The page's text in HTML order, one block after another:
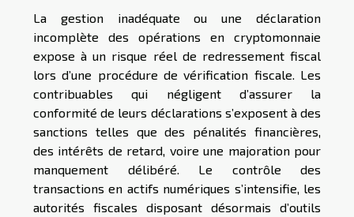
La gestion inadéquate ou une déclaration
incomplète des opérations en cryptomonnaie
expose à un risque réel de redressement fiscal
lors d’une procédure de vérification fiscale. Les
contribuables qui négligent d’assurer la
conformité de leurs déclarations s’exposent à des
sanctions telles que des pénalités financières,
des intérêts de retard, voire une majoration pour
manquement délibéré. Le contrôle des
transactions en actifs numériques s’intensifie, les
autorités fiscales disposant désormais d’outils